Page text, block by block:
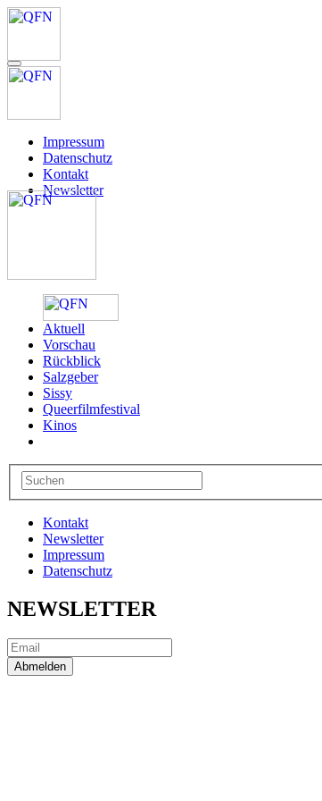
Impressum
Datenschutz
Kontakt
Newsletter
Aktuell
Vorschau
Rückblick
Salzgeber
Sissy
Queerfilmfestival
Kinos
Kontakt
Newsletter
Impressum
Datenschutz
NEWSLETTER
Abmelden